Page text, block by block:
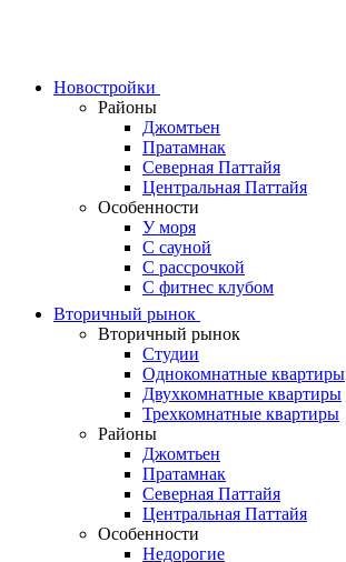
Новостройки
Районы
Джомтьен
Пратамнак
Северная Паттайя
Центральная Паттайя
Особенности
У моря
С сауной
С рассрочкой
С фитнес клубом
Вторичный рынок
Вторичный рынок
Студии
Однокомнатные квартиры
Двухкомнатные квартиры
Трехкомнатные квартиры
Районы
Джомтьен
Пратамнак
Северная Паттайя
Центральная Паттайя
Особенности
Недорогие